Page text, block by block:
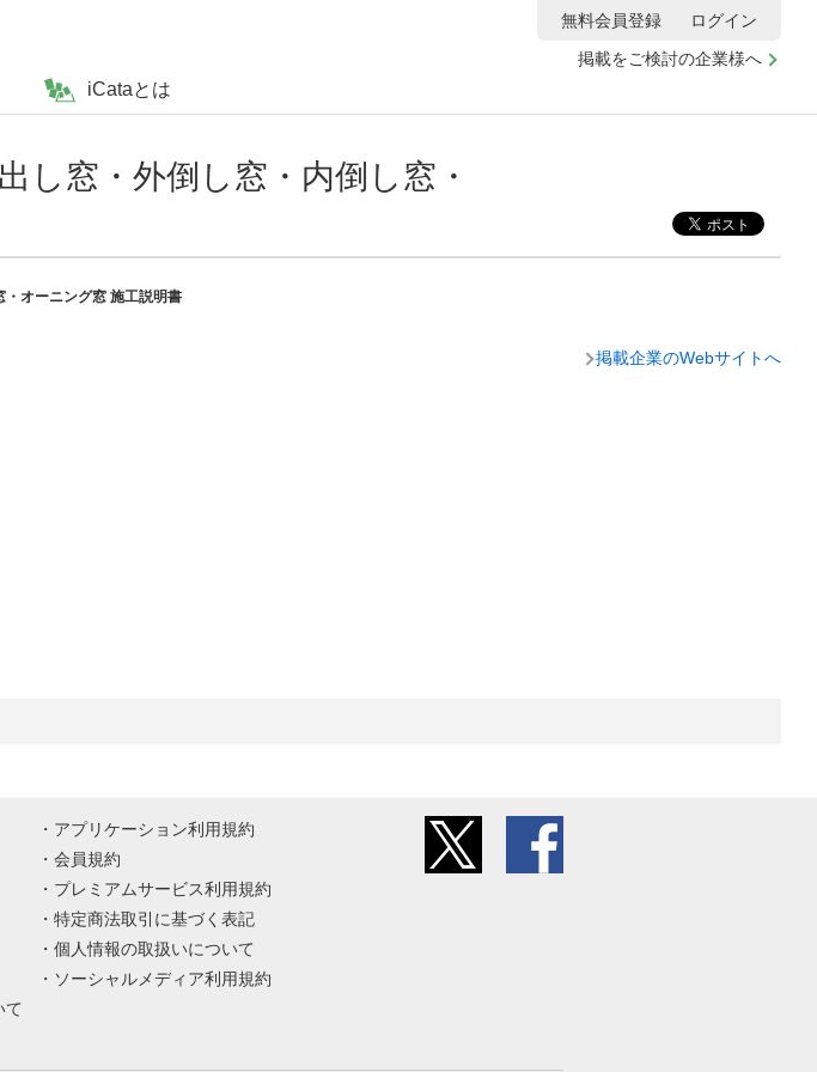
iCataとは
掲載をご検討の企業様へ
無料会員登録 ログイン
し窓・外倒し窓・内倒し窓・
オーニング窓 施工説明書
掲載企業のWebサイトへ
て
アプリケーション利用規約
会員規約
プレミアムサービス利用規約
特定商法取引に基づく表記
個人情報の取扱いについて
ソーシャルメディア利用規約